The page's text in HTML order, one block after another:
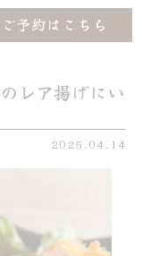
ご予約はこちら
レア揚げにい
2025.04.14